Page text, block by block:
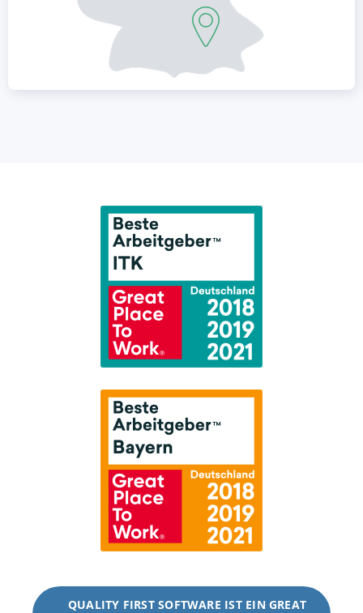
QUALITY FIRST SOFTWARE IST EIN GREAT